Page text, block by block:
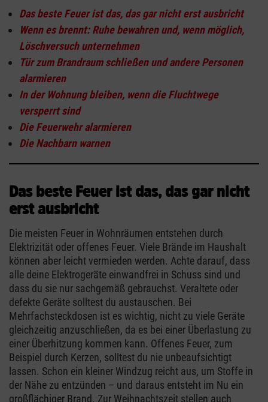
Das beste Feuer ist das, das gar nicht erst ausbricht
Wenn es brennt: Ruhe bewahren und, wenn möglich,
Löschversuch unternehmen
Tür zum Brandraum schließen und andere Personen
alarmieren
In der Wohnung bleiben, wenn die Fluchtwege
versperrt sind
Die Feuerwehr alarmieren
Die Nachbarn warnen
Das beste Feuer ist das, das gar nicht
erst ausbricht
Die meisten Feuer in Wohnräumen entstehen durch
Elektrizität oder offenes Feuer. Viele Brände im Haushalt
können aber leicht vermieden werden. Achte darauf, dass
alle deine Elektrogeräte einwandfrei in Schuss sind und
dass du sie nur sachgemäß gebrauchst. Veraltete oder
defekte Geräte solltest du austauschen. Bei
Mehrfachsteckdosen ist es wichtig, nicht zu viele Geräte
gleichzeitig anzuschließen, da es bei einer Überlastung zu
einer Überhitzung kommen kann. Offenes Feuer, zum
Beispiel durch Kerzen, solltest du nie unbeaufsichtigt
lassen. Schon ein kleiner Windzug reicht aus, um Stoffe in
der Nähe zu entzünden – und daraus entsteht im Nu ein
großflächiger Brand. Zur Weihnachtszeit stellen auch